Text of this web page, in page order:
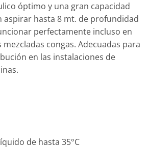
óptimo y una gran capacidad
aspirar hasta 8 mt. de profundidad
perfectamente incluso en
congas. Adecuadas para
en las instalaciones de
de hasta 35°C